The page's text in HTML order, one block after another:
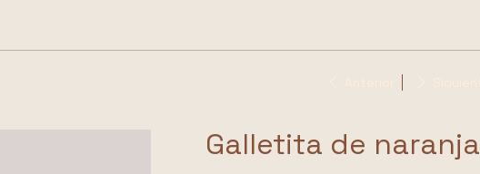
Galletita de naranja